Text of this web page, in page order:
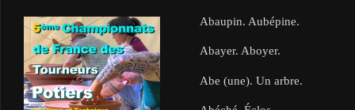
Abaupin. Aubépine.
Abayer. Aboyer.
Abe (une). Un arbre.